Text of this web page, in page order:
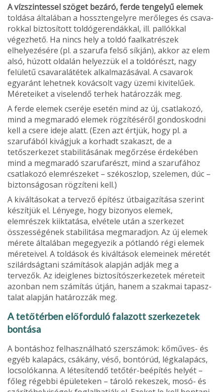
A vízszintessel szöget bezáró, ferde tengelyű elemek
toldása általában a hossztengelyre merőleges és csava­
rokkal biztosított toldógerendákkal, ill. pallókkal
végezhető. Ha nincs hely a toldó faalkatrészek
elhelyezésére (pl. a szarufa felső síkján), akkor az elem
alsó, húzott oldalán helyezzük el a toldórészt, nagy
felületű csavaralátétek alkalmazásával. A csavarok
egyaránt lehetnek kovácsolt vagy üzemi kivitelűek.
Méreteiket a viselendő terhek hatá­rozzák meg.
A ferde elemek cseréje esetén mind az új, csatlakozó,
mind a megmaradó elemek rögzítéséről gondoskodni
kell a csere ideje alatt. (Ezen azt értjük, hogy pl. a
szarufából kivágjuk a korhadt szakaszt, de a
tetőszerkezet stabilitásá­nak megőrzése érdekében
mind a megmaradó szarufa­részt, mind a szarufához
csatlakozó elemrészeket – szék­oszlop, szelemen, dúc –
biztonságosan rögzíteni kell.)
A kiváltásokat a tervező építész útbaigazítása szerint
készítjük el. Lényege, hogy bizonyos elemek,
elemrészek kiiktatása, elvétele után a szerkezet
összességének sta­bilitása megmaradjon. Az új elemek
mérete általában megegyezik a pótlandó régi elemek
méreteivel. A toldások és kiváltások elemei­nek méretét
szilárdságtani számítások alapján adják meg a
tervezők. Az ideiglenes biztosítószerkezetek méreteit
azonban nem számítás útján, hanem a szakmai tapasz­
talat alapján határozzák meg.
A tetőtérben előforduló falazott szerkezetek
bontása
A bontáshoz felhasználható szerszámok: kőműves- és
egyéb kalapács, csákány, véső, bontórúd, légkalapács,
locsolókanna. A létesítendő tetőtér-beépítés helyét –
főleg régebbi épületeken – tároló rekeszek, mosó- és